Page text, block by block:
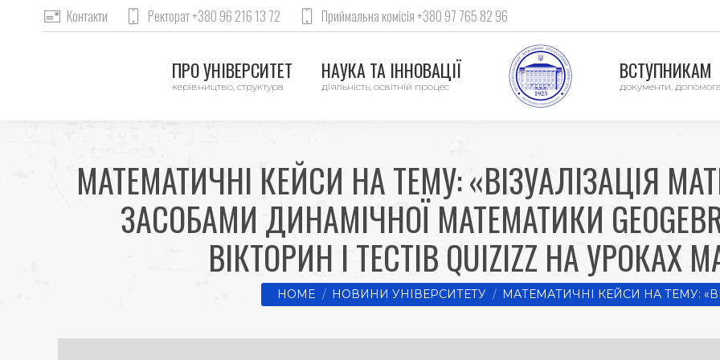
Контакти Ректорат +380 96 216 13 72 Приймальна комісія +380 97 765 82 96
ПРО УНІВЕРСИТЕТ
керівництво, структура
НАУКА ТА ІННОВАЦІЇ
діяльність, освітній процес
ВСТУПНИКАМ
документи, допомога
МАТЕМАТИЧНІ КЕЙСИ НА ТЕМУ: «ВІЗУАЛІЗАЦІЯ
ЗАСОБАМИ ДИНАМІЧНОЇ МАТЕМАТИКИ
ВІКТОРИН І ТЕСТІВ QUIZIZZ НА УРОКАХ
You are here:
HOME НОВИНИ УНІВЕРСИТЕТУ МАТЕМАТИЧНІ КЕЙСИ НА ТЕМУ: